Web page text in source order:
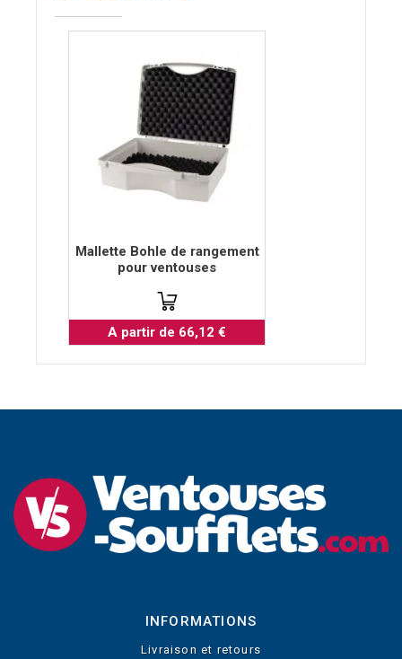
Mallette Bohle de rangement
pour ventouses
A partir de 66,12 €
INFORMATIONS
Livraison et retours